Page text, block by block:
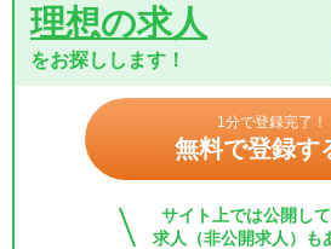
理想の求人
をお探しします！
1分で登録完了！
無料で登録す
サイト上では公開し
求人（非公開求人）も